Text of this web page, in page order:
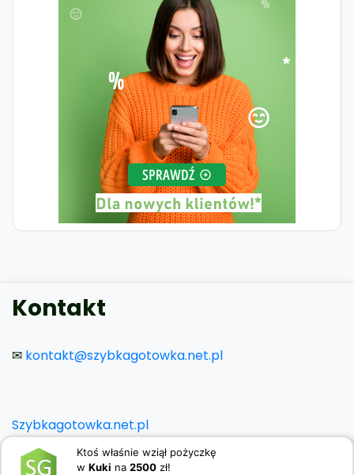
Kontakt
✉ kontakt@szybkagotowka.net.pl
Szybkagotowka.net.pl
2019 - 2026 ©Szybka gotówka
Ktoś właśnie wziął pożyczkę
w Kuki na 2500 zł!